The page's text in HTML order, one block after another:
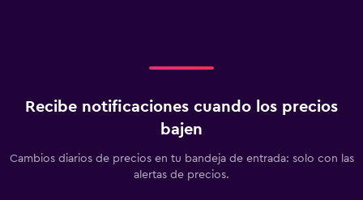
Ideal para familias
Cuna/cama nido disponibles
Recibe notificaciones cuando los precios
bajen
Cambios diarios de precios en tu bandeja de entrada: solo con las
alertas de precios.